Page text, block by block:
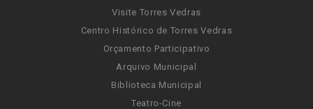
Visite Torres Vedras
Centro Histórico de Torres Vedras
Orçamento Participativo
Arquivo Municipal
Biblioteca Municipal
Teatro-Cine